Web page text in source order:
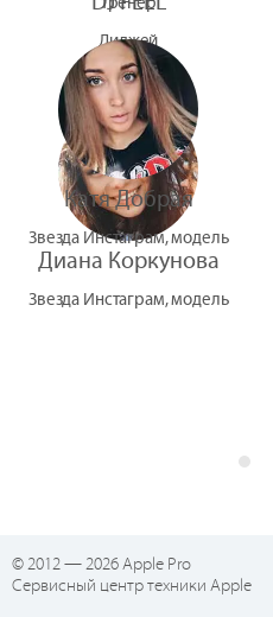
Диджей
Диана Коркунова
Звезда Инстаграм, модель
Катя Добрая
Звезда Инстаграм, модель
© 2012 — 2026 Apple Pro
Сервисный центр техники Apple